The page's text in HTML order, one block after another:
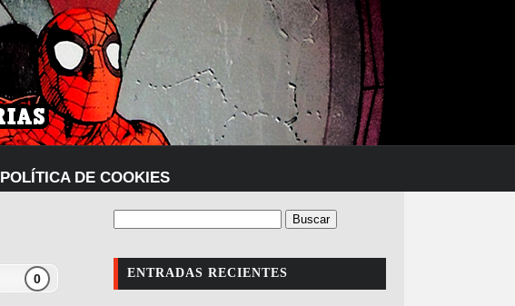
POLÍTICA DE COOKIES
0 ENTRADAS RECIENTES